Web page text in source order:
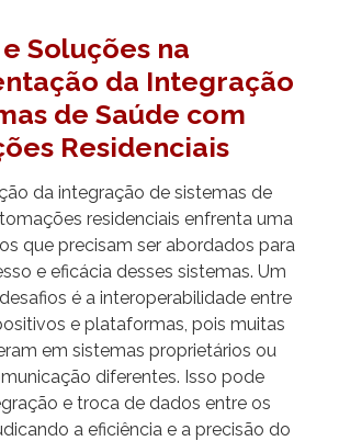
Soluções na
da Integração
de Saúde com
Residenciais
da integração de sistemas de
residenciais enfrenta uma
que precisam ser abordados para
e eficácia desses sistemas. Um
é a interoperabilidade entre
e plataformas, pois muitas
em sistemas proprietários ou
diferentes. Isso pode
e troca de dados entre os
a eficiência e a precisão do